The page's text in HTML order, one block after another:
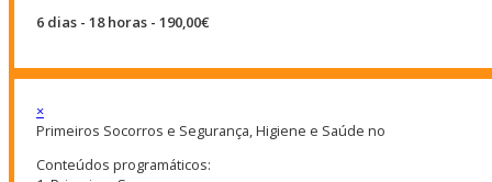
6 dias - 18 horas - 190,00€
×
Primeiros Socorros e Segurança, Higiene e Saúde no
Conteúdos programáticos: